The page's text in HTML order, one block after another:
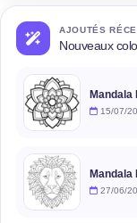
AJOUTÉS
Nouveaux
Mandala
15/07/
Mandala
27/06/